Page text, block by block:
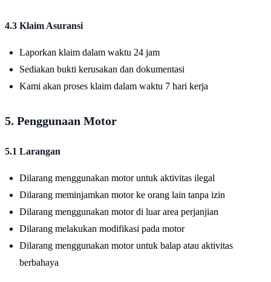
4.3 Klaim Asuransi
Laporkan klaim dalam waktu 24 jam
Sediakan bukti kerusakan dan dokumentasi
Kami akan proses klaim dalam waktu 7 hari kerja
5. Penggunaan Motor
5.1 Larangan
Dilarang menggunakan motor untuk aktivitas ilegal
Dilarang meminjamkan motor ke orang lain tanpa izin
Dilarang menggunakan motor di luar area perjanjian
Dilarang melakukan modifikasi pada motor
Dilarang menggunakan motor untuk balap atau aktivitas
berbahaya